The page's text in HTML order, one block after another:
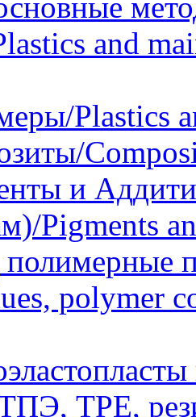
and
Plastics
и
Pigments
polymer
TPE,